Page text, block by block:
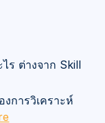
ร ต่างจาก Skill
การวิเคราะห์